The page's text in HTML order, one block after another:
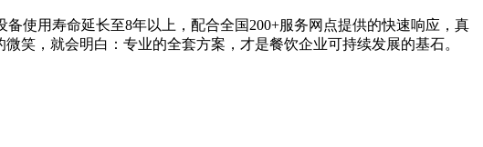
使用寿命延长至8年以上，配合全国200+服务网点提供的快速响应，真
笑，就会明白：专业的全套方案，才是餐饮企业可持续发展的基石。